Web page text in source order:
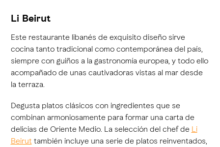
Li Beirut
Este restaurante libanés de exquisito diseño sirve
cocina tanto tradicional como contemporánea del país,
siempre con guiños a la gastronomía europea, y todo ello
acompañado de unas cautivadoras vistas al mar desde
la terraza.
Degusta platos clásicos con ingredientes que se
combinan armoniosamente para formar una carta de
delicias de Oriente Medio. La selección del chef de Li
Beiruttambién incluye una serie de platos reinventados,